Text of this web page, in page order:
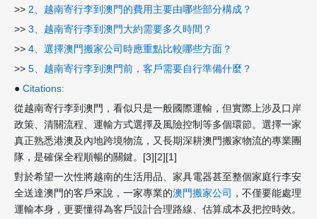
>> 2、越南寄行李到澳門的費用主要由哪些部分構成？
>> 3、越南寄行李到澳門大約需要多久時間？
>> 4、選擇澳門搬家公司時應重點比較哪些方面？
>> 5、越南寄行李到澳門前，客戶需要自行準備什麼？
● Citations:
從越南寄行李到澳門，看似只是一般國際運輸，但實際上涉及口岸
政策、清關流程、運輸方式選擇及風險控制等多個環節。選擇一家
真正熟悉港澳及內地跨境物流，又長期深耕澳門搬家物流的專業團
隊，是確保全程順暢的關鍵。[3][2][1]
對於希望一次性將越南的生活用品、家具電器甚至整個家庭行李安
全送達澳門的客戶來說，一家專業的澳門搬家公司 ，不僅要能處理
運輸本身，更要懂得為客戶設計合理路線、估算成本及把控時效。